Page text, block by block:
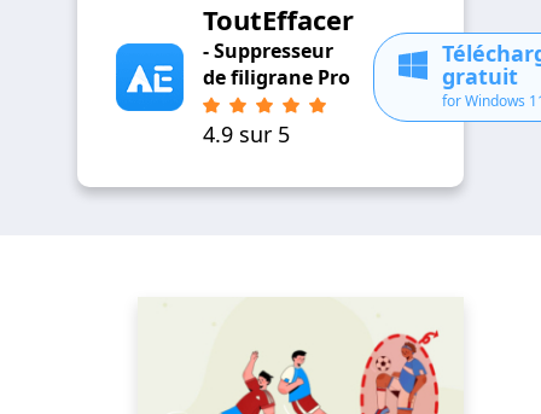
ToutEffacer
- Suppresseur
de filigrane Pro
4.9 sur 5
gratuit
for Windows